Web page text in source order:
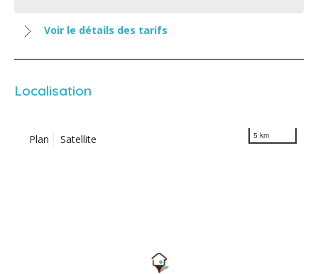
Voir le détails des tarifs
Localisation
Plan Satellite 5 km